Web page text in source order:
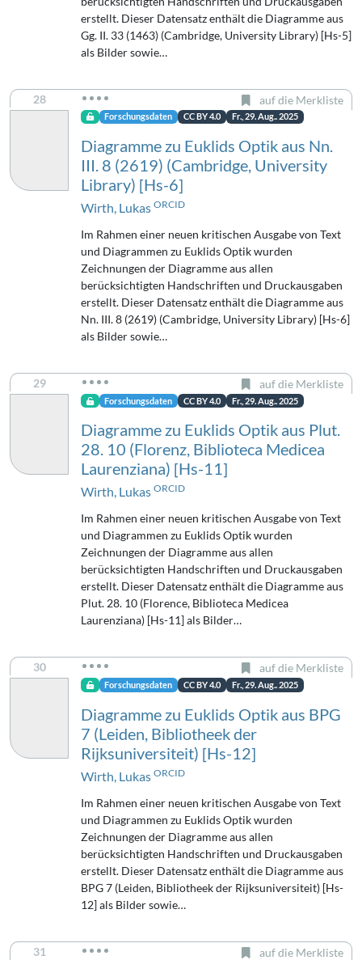
erstellt. Dieser Datensatz enthält die Diagramme aus
Gg. II. 33 (1463) (Cambridge, University Library) [Hs-5]
als Bilder sowie…
28 auf die Merkliste
Forschungsdaten CC BY 4.0 Fr., 29. Aug.. 2025
Diagramme zu Euklids Optik aus Nn.
III. 8 (2619) (Cambridge, University
Library) [Hs-6]
Wirth, Lukas ORCID
Im Rahmen einer neuen kritischen Ausgabe von Text
und Diagrammen zu Euklids Optik wurden
Zeichnungen der Diagramme aus allen
berücksichtigten Handschriften und Druckausgaben
erstellt. Dieser Datensatz enthält die Diagramme aus
Nn. III. 8 (2619) (Cambridge, University Library) [Hs-6]
als Bilder sowie…
29 auf die Merkliste
Forschungsdaten CC BY 4.0 Fr., 29. Aug.. 2025
Diagramme zu Euklids Optik aus Plut.
28. 10 (Florenz, Biblioteca Medicea
Laurenziana) [Hs-11]
Wirth, Lukas ORCID
Im Rahmen einer neuen kritischen Ausgabe von Text
und Diagrammen zu Euklids Optik wurden
Zeichnungen der Diagramme aus allen
berücksichtigten Handschriften und Druckausgaben
erstellt. Dieser Datensatz enthält die Diagramme aus
Plut. 28. 10 (Florence, Biblioteca Medicea
Laurenziana) [Hs-11] als Bilder…
30 auf die Merkliste
Forschungsdaten CC BY 4.0 Fr., 29. Aug.. 2025
Diagramme zu Euklids Optik aus BPG
7 (Leiden, Bibliotheek der
Rijksuniversiteit) [Hs-12]
Wirth, Lukas ORCID
Im Rahmen einer neuen kritischen Ausgabe von Text
und Diagrammen zu Euklids Optik wurden
Zeichnungen der Diagramme aus allen
berücksichtigten Handschriften und Druckausgaben
erstellt. Dieser Datensatz enthält die Diagramme aus
BPG 7 (Leiden, Bibliotheek der Rijksuniversiteit) [Hs-
12] als Bilder sowie…
31 auf die Merkliste